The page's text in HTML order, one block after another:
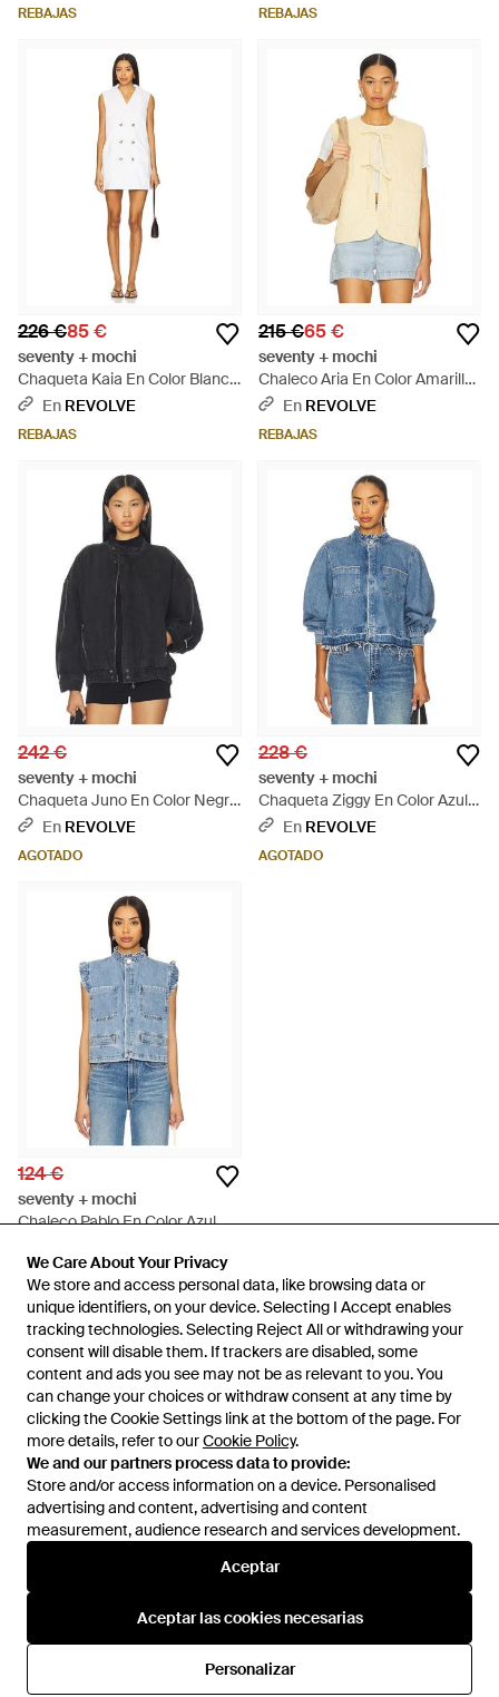
We Care About Your Privacy
We store and access personal data, like browsing data or
unique identifiers, on your device. Selecting I Accept enables
tracking technologies. Selecting Reject All or withdrawing your
consent will disable them. If trackers are disabled, some
content and ads you see may not be as relevant to you. You
can change your choices or withdraw consent at any time by
clicking the Cookie Settings link at the bottom of the page. For
more details, refer to ourCookie Policy.
We and our partners process data to provide:
Store and/or access information on a device. Personalised
advertising and content, advertising and content
measurement, audience research and services development.
Aceptar
Aceptar las cookies necesarias
Personalizar
We Care About Your Privacy
We store and access personal data, like browsing data or
unique identifiers, on your device. Selecting I Accept enables
tracking technologies. Selecting Reject All or withdrawing your
consent will disable them. If trackers are disabled, some
content and ads you see may not be as relevant to you. You
can change your choices or withdraw consent at any time by
clicking the Cookie Settings link at the bottom of the page. For
more details, refer to ourCookie Policy.
We and our partners process data to provide:
Store and/or access information on a device. Personalised
advertising and content, advertising and content
measurement, audience research and services development.
Aceptar
Aceptar las cookies necesarias
Personalizar
REBAJAS REBAJAS
226 €85 €
seventy + mochi
Chaqueta Kaia En Color Blanco
Talla (También En Xxs/Xs) -
En REVOLVE
REBAJAS
215 €65 €
seventy + mochi
Chaleco Aria En Color Amarillo
Limon Talla En - Blanco
En REVOLVE
REBAJAS
242 €
seventy + mochi
Chaqueta Juno En Color Negro
Talla (También En S) - Negro
En REVOLVE
AGOTADO
228 €
seventy + mochi
Chaqueta Ziggy En Color Azul
Talla (También En Xs) - Azul
En REVOLVE
AGOTADO
124 €
seventy + mochi
Chaleco Pablo En Color Azul
AGOTADO
Internacional
Ayuda e información